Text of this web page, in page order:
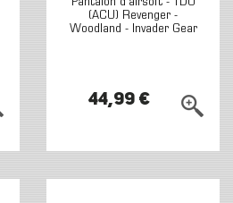
(ACU) Revenger -
Woodland - Invader Gear
44,99 €